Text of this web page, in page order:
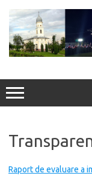
conținut
Raport de evaluare a